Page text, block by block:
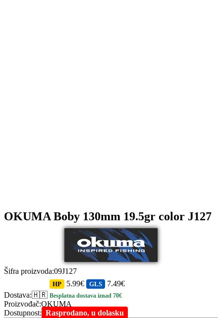
OKUMA Boby 130mm 19.5gr color J127
Šifra proizvoda:09J127
Dostava:🇭🇷
HP 5.99€ GLS 7.49€
Besplatna dostava iznad 70€
Proizvođač:OKUMA
Dostupnost: Rasprodano, u dolasku